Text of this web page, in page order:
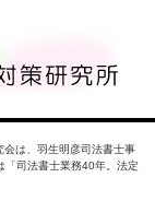
会は、羽生明彦司法書士事
司法書士業務40年。法定